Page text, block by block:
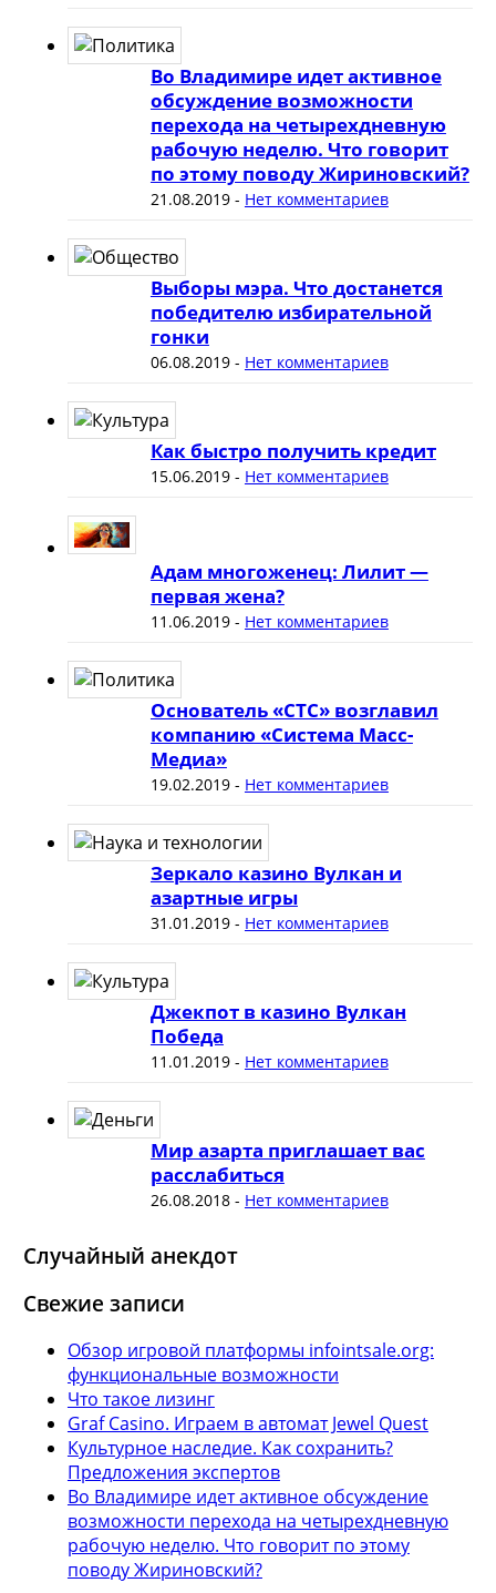
Во Владимире идет активное
обсуждение возможности
перехода на четырехдневную
рабочую неделю. Что говорит
по этому поводу Жириновский?
21.08.2019- Нет комментариев
Выборы мэра. Что достанется
победителю избирательной
гонки
06.08.2019- Нет комментариев
Как быстро получить кредит
15.06.2019- Нет комментариев
Адам многоженец: Лилит —
первая жена?
11.06.2019- Нет комментариев
Основатель «СТС» возглавил
компанию «Система Масс-
Медиа»
19.02.2019- Нет комментариев
Зеркало казино Вулкан и
азартные игры
31.01.2019- Нет комментариев
Джекпот в казино Вулкан
Победа
11.01.2019- Нет комментариев
Мир азарта приглашает вас
расслабиться
26.08.2018- Нет комментариев
Случайный анекдот
Свежие записи
Обзор игровой платформы infointsale.org:
функциональные возможности
Что такое лизинг
Graf Casino. Играем в автомат Jewel Quest
Культурное наследие. Как сохранить?
Предложения экспертов
Во Владимире идет активное обсуждение
возможности перехода на четырехдневную
рабочую неделю. Что говорит по этому
поводу Жириновский?